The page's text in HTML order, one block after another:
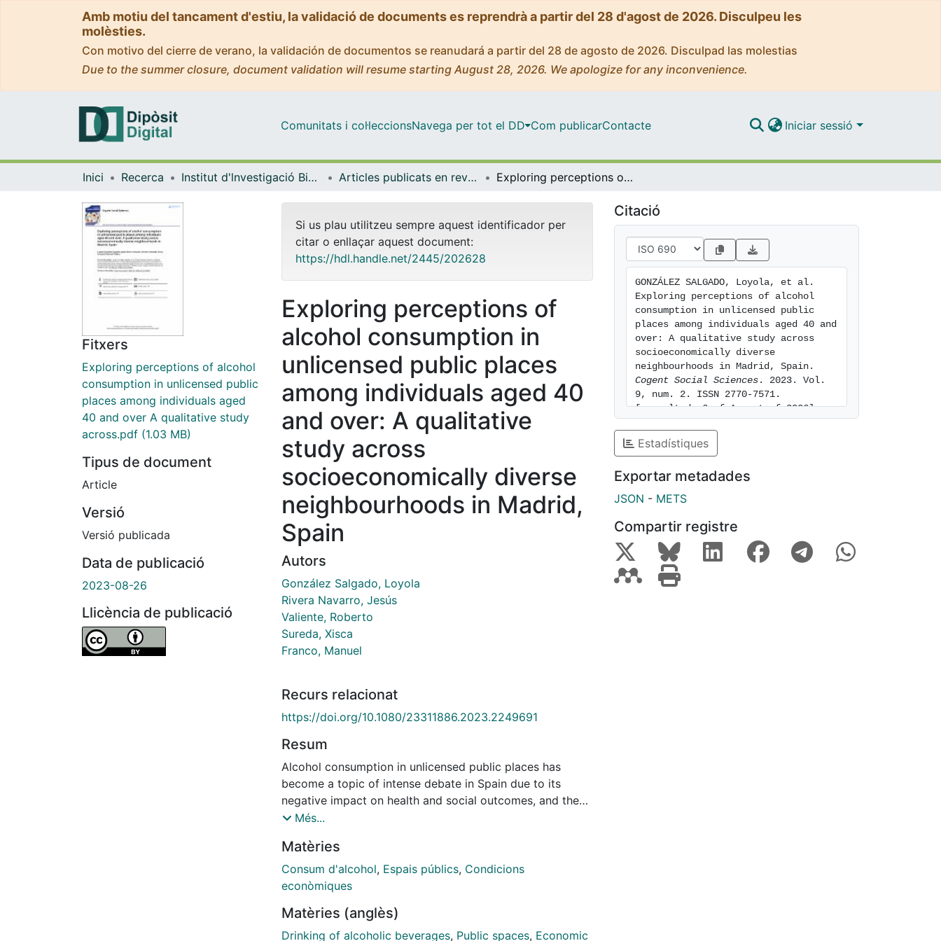
Amb motiu del tancament d'estiu, la validació de documents es reprendrà a partir del 28 d'agost de 2026. Disculpeu les
molèsties.
Con motivo del cierre de verano, la validación de documentos se reanudará a partir del 28 de agosto de 2026. Disculpad las molestias
Due to the summer closure, document validation will resume starting August 28, 2026. We apologize for any inconvenience.
Comunitats i col·leccionsNavega per tot el DD Com publicarContacte Iniciar sessió
Inici Recerca Institut d'lnvestigació Biomèdica de Bellvitge (IDIBELL) Articles publicats en revistes (Institut d'lnvestigació Biomèdica de Bellvitge (IDIBELL)) Exploring perceptions of alcohol consumption in unlicensed public places among individuals aged 40 and over: A qualitative study across socioeconomically diverse neighbourhoods in Madrid, Spain
Fitxers
Exploring perceptions of alcohol
consumption in unlicensed public
places among individuals aged
40 and over A qualitative study
across.pdf (1.03 MB)
Tipus de document
Article
Versió
Versió publicada
Data de publicació
2023-08-26
Llicència de publicació
Si us plau utilitzeu sempre aquest identificador per
citar o enllaçar aquest document:
https://hdl.handle.net/2445/202628
Exploring perceptions of
alcohol consumption in
unlicensed public places
among individuals aged 40
and over: A qualitative
study across
socioeconomically diverse
neighbourhoods in Madrid,
Spain
Autors
González Salgado, Loyola
Rivera Navarro, Jesús
Valiente, Roberto
Sureda, Xisca
Franco, Manuel
Recurs relacionat
https://doi.org/10.1080/23311886.2023.2249691
Resum
Alcohol consumption in unlicensed public places has
become a topic of intense debate in Spain due to its
negative impact on health and social outcomes, and the
inefficiency of current alcohol policies. This research
and over regarding alcohol consumption in unlicensed
public places in socioeconomically diverse
neighbourhoods in Madrid. 37 semi-structured interviews
neighbourhoods with different socioeconomic statuses.
The analysis drew on Corbin and Strauss's grounded
Més...
Matèries
Consum d'alcohol, Espais públics, Condicions
econòmiques
Matèries (anglès)
Drinking of alcoholic beverages, Public spaces, Economic
Citació
GONZÁLEZ SALGADO, Loyola, et al.
Exploring perceptions of alcohol
consumption in unlicensed public
places among individuals aged 40 and
over: A qualitative study across
socioeconomically diverse
Cogent Social Sciences . 2023. Vol.
9, num. 2. ISSN 2770-7571.
[consulted: 6 of August of 2026].
https://hdl.handle.net/2445/202628
Estadístiques
Exportar metadades
JSON - METS
Compartir registre